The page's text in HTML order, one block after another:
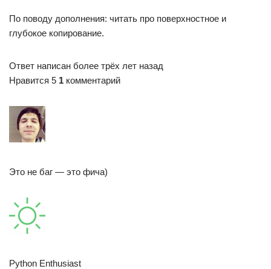
По поводу дополнения: читать про поверхностное и
глубокое копирование.
Ответ написан более трёх лет назад
Нравится 5 1 комментарий
Это не баг — это фича)
Python Enthusiast